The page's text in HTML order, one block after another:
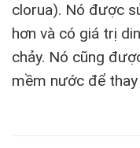
clorua). Nó được
hơn và có giá trị
chảy. Nó cũng
mềm nước để